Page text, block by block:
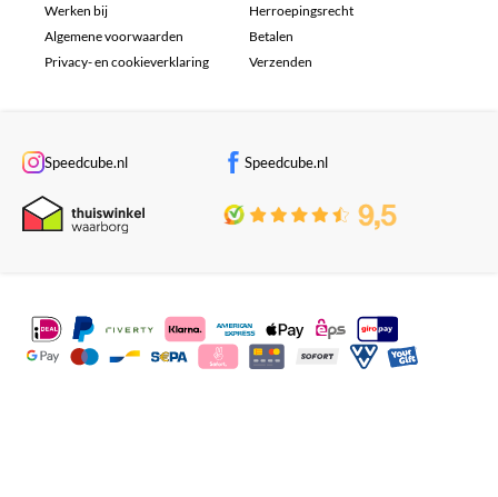
Werken bij
Algemene voorwaarden
Privacy- en cookieverklaring
Herroepingsrecht
Betalen
Verzenden
Speedcube.nl Speedcube.nl